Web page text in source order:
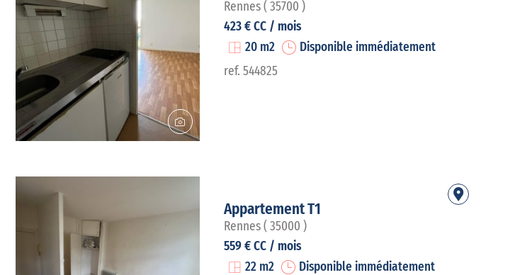
Rennes ( 35700 )
423 € CC / mois
20 m2
Disponible immédiatement
ref. 544825
Appartement T1
Rennes ( 35000 )
559 € CC / mois
22 m2
Disponible immédiatement